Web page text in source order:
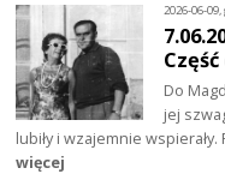
2026-06-
Do
jej
lubiły i wzajemnie
więcej